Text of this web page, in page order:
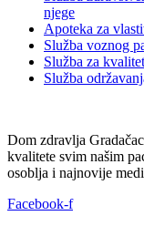
njege
Apoteka za
Služba voznog
Služba za kvalitet
Služba
Dom zdravlja
kvalitete svim našim
osoblja i najnovije
Facebook-f